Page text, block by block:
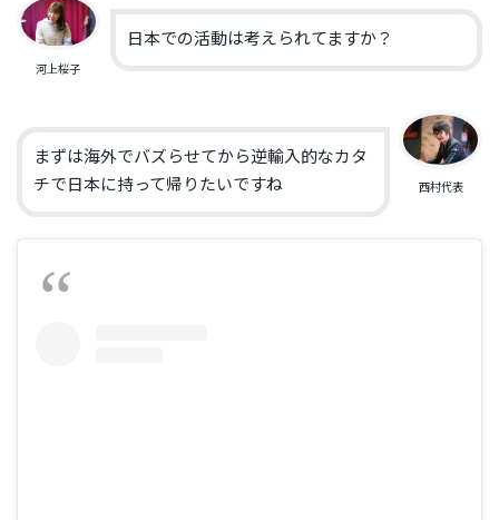
河上桜子
日本での活動は考えられてますか？
西村代表
まずは海外でバズらせてから逆輸入的なカタ
チで日本に持って帰りたいですね